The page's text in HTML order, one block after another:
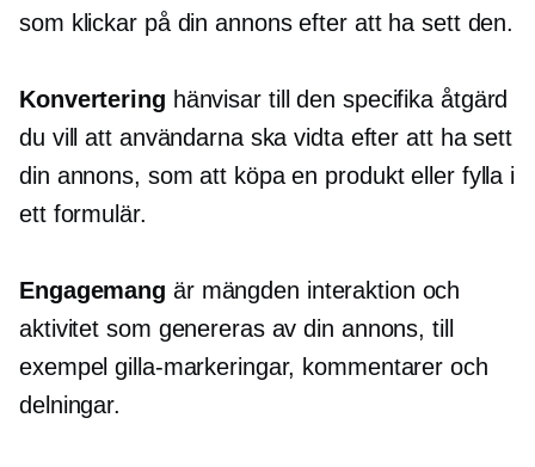
som klickar på din annons efter att ha sett den.
Konvertering hänvisar till den specifika åtgärd
du vill att användarna ska vidta efter att ha sett
din annons, som att köpa en produkt eller fylla i
ett formulär.
Engagemang är mängden interaktion och
aktivitet som genereras av din annons, till
exempel gilla-markeringar, kommentarer och
delningar.